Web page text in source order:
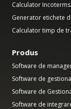
Calculator Incoterms
Generator etichete
Calculator timp de
Produs
Software de
Software de
Software de
Software de